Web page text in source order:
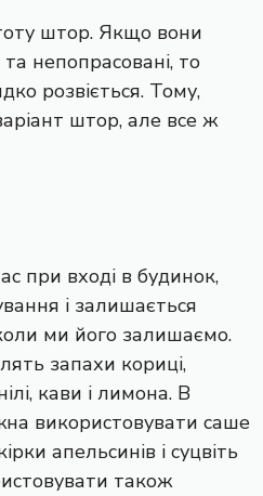
штор. Якщо вони
непопрасовані, то
розвіється. Тому,
штор, але все ж
при вході в будинок,
і залишається
ми його залишаємо.
запахи кориці,
кави і лимона. В
використовувати саше
апельсинів і суцвіть
також